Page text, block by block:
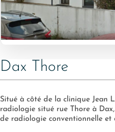
Dax Thore
Situé à côté de la clinique Jean
radiologie situé rue Thore à
de radiologie conventionnelle et